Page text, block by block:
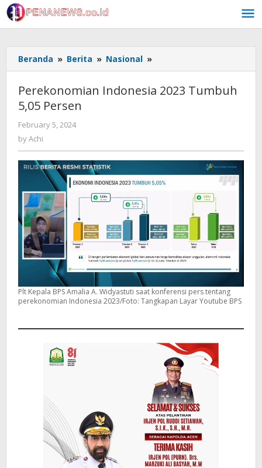
Skip
to
content
Beranda » Berita » Nasional »
Indonesia
Tumbuh
Perekonomian Indonesia 2023 Tumbuh
5,05 Persen
February 5, 2024
byAchi
Plt Kepala BPS Amalia A. Widyastuti saat konferensi pers tentang
perekonomian Indonesia 2023/Foto: Tangkapan Layar Youtube BPS